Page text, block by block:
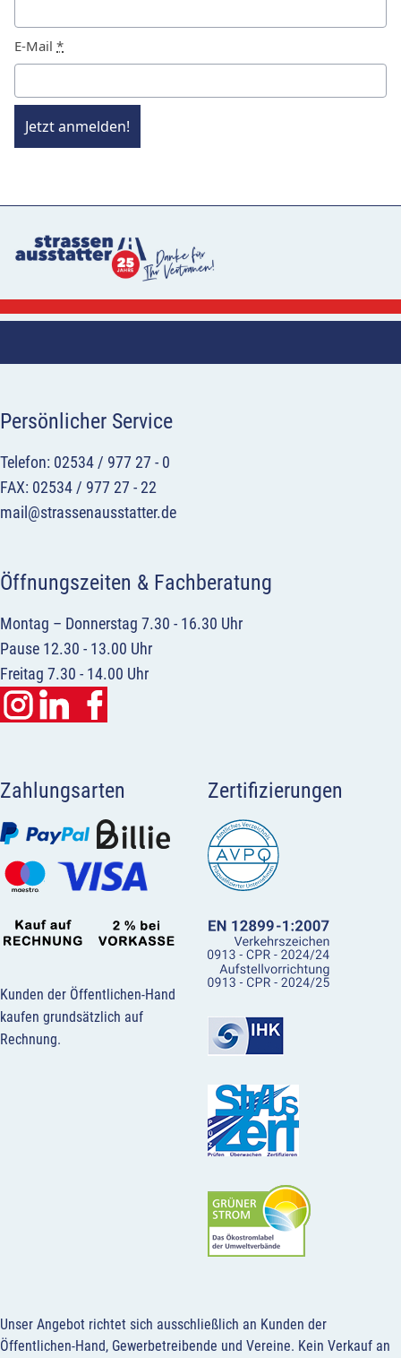
E-Mail *
Jetzt anmelden!
Persönlicher Service
Telefon: 02534 / 977 27 - 0
FAX: 02534 / 977 27 - 22
mail@strassenausstatter.de
Öffnungszeiten & Fachberatung
Montag – Donnerstag 7.30 - 16.30 Uhr
Pause 12.30 - 13.00 Uhr
Freitag 7.30 - 14.00 Uhr
Zahlungsarten
Kunden der Öffentlichen-Hand
kaufen grundsätzlich auf
Rechnung.
Zertifizierungen
Unser Angebot richtet sich ausschließlich an Kunden der
Öffentlichen-Hand, Gewerbetreibende und Vereine. Kein Verkauf an